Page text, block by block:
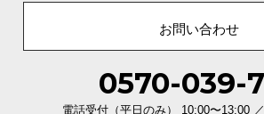
お問い合わせ
0570-039-
電話受付（平日のみ） 10:00〜13:00